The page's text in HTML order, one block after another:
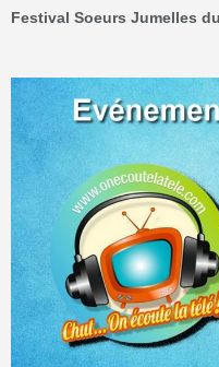
Festival Soeurs Jumelles